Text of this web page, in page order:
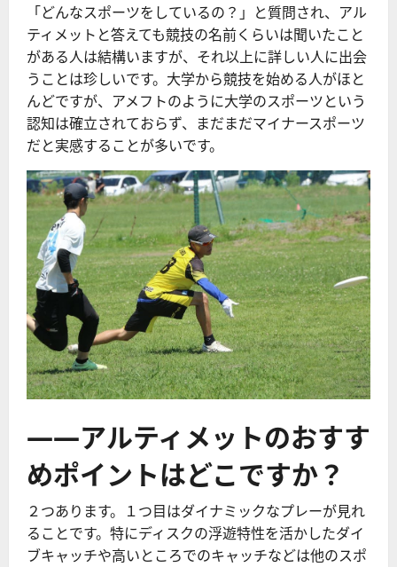
「どんなスポーツをしているの？」と質問され、アル
ティメットと答えても競技の名前くらいは聞いたこと
がある人は結構いますが、それ以上に詳しい人に出会
うことは珍しいです。大学から競技を始める人がほと
んどですが、アメフトのように大学のスポーツという
認知は確立されておらず、まだまだマイナースポーツ
だと実感することが多いです。
――アルティメットのおすす
めポイントはどこですか？
２つあります。１つ目はダイナミックなプレーが見れ
ることです。特にディスクの浮遊特性を活かしたダイ
ブキャッチや高いところでのキャッチなどは他のスポ